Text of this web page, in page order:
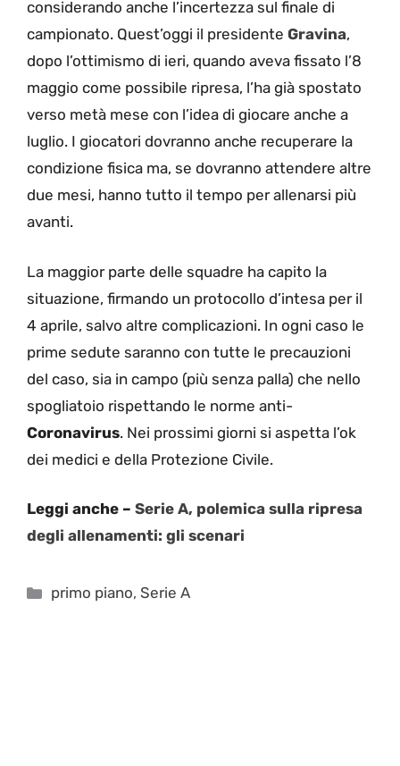
considerando anche l’incertezza sul finale di
campionato. Quest’oggi il presidente Gravina,
dopo l’ottimismo di ieri, quando aveva fissato l’8
maggio come possibile ripresa, l’ha già spostato
verso metà mese con l’idea di giocare anche a
luglio. I giocatori dovranno anche recuperare la
condizione fisica ma, se dovranno attendere altre
due mesi, hanno tutto il tempo per allenarsi più
avanti.
La maggior parte delle squadre ha capito la
situazione, firmando un protocollo d’intesa per il
4 aprile, salvo altre complicazioni. In ogni caso le
prime sedute saranno con tutte le precauzioni
del caso, sia in campo (più senza palla) che nello
spogliatoio rispettando le norme anti-
Coronavirus. Nei prossimi giorni si aspetta l’ok
dei medici e della Protezione Civile.
Leggi anche – Serie A, polemica sulla ripresa
degli allenamenti: gli scenari
Categorie
primo piano,Serie A